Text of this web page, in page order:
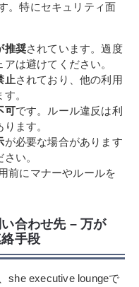
。特にセキュリティ面
推奨されています。過度
は避けてください。
止されており、他の利用
。
可です。ルール違反は利
ます。
が必要な場合があります
い。
前にマナーやルールを
合わせ先 – 万が
手段
she executive loungeで